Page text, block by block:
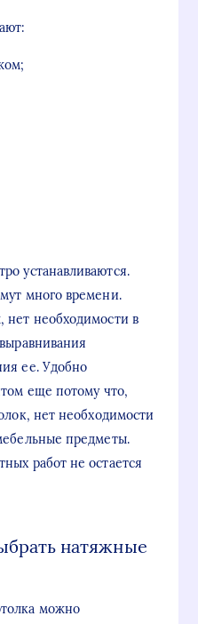
устанавливаются.
много времени.
необходимости в
ее. Удобно
еще потому что,
нет необходимости
предметы.
работ не остается
натяжные
можно